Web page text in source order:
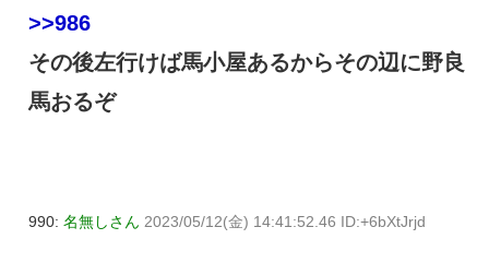
>>986
その後左行けば馬小屋あるからその辺に野良
馬おるぞ
990: 名無しさん 2023/05/12(金) 14:41:52.46 ID:+6bXtJrjd